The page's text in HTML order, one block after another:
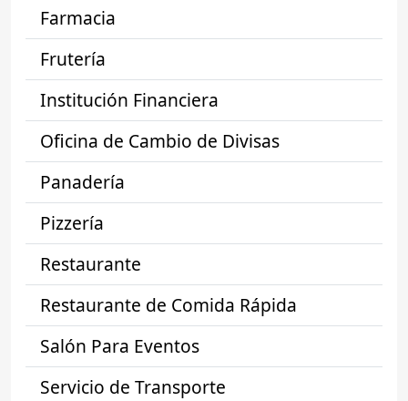
Farmacia
Frutería
Institución Financiera
Oficina de Cambio de Divisas
Panadería
Pizzería
Restaurante
Restaurante de Comida Rápida
Salón Para Eventos
Servicio de Transporte